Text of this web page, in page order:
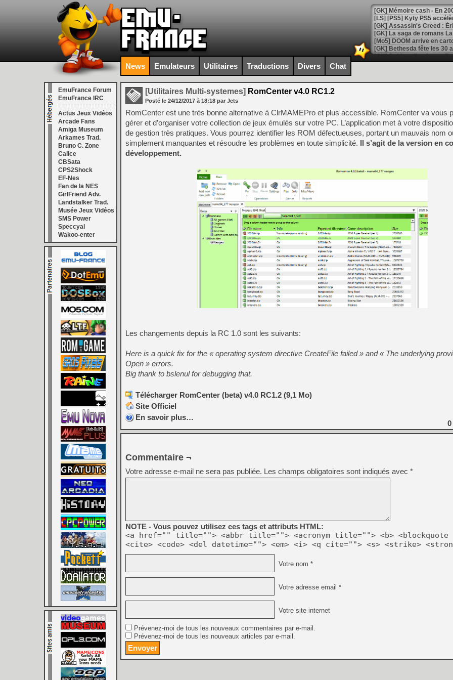
[Mo5] DOOM arrive en
[GK] Bethesda fête les 30
[GK] Roblox : l'action en
[GK] Agenda - GeForce
[LS] [PS5] ps5-y2jb-
[GK] Pourquoi Marvel
[GK] Test : Restory : Chill
[GK] GTA 6 : Rockstar
[GK] Hot Wheels Infinite
[GK] Mémoire cash -
[GK] Résultats Nintendo :
[GK] Déjà des
[Mo5] Brickboy cherche à
[GK] Minecraft et ses «
[GK] Beast of
[GK] Ubisoft : fin de partie
[GK] Mémoire cash -
[GK] Dan Houser (GTA)
[GK] Comment EA Sports
[GK] Crimson Moon : un
[GK] Isle of Reveries : le
[GK] Moonlighter 2 : The
[GK] Capcom relance
[Mo5] Deux inédits du
[GK] Le beat'em up The
[GK] Endless Legend 2 :
[LS] [PS5] Premiers
News Emulateurs Utilitaires Traductions Divers Chat
EmuFrance Forum
EmuFrance IRC
===================
Actus Jeux Vidéos
Arcade Fans
Amiga Museum
Arkames Trad.
Bruno C. Zone
Calice
CBSata
CPS2Shock
EF-Nes
Fan de la NES
GirlFriend Adv.
Landstalker Trad.
Musée Jeux Vidéos
SMS Power
Speccyal
Wakoo-enter
[Utilitaires Multi-systemes] RomCenter v4.0 RC1.2
Posté le 24/12/2017 à 18:18 par Jets
RomCenter est une très bonne alternative à ClrMAMEPro et plus accessible. RomCenter va vous
gérer et d’organiser votre collection de jeux émulés sur votre PC. L’application met à votre
de gestion très pratiques. Vous pourrez identifier les ROM défectueuses, portant un mauvais nom
simplement manquantes et résoudre les problèmes en toute simplicité. Il s’agit de la version en
développement.
Les changements depuis la RC 1.0 sont les suivants:
Here is a quick fix for the « operating system directive CreateFile failed » and « The underlying
Open » errors.
Big thank to bslenul for debugging that.
Télécharger RomCenter (beta) v4.0 RC1.2 (9,1 Mo)
Site Officiel
En savoir plus…
0
Commentaire ¬
Votre adresse e-mail ne sera pas publiée. Les champs obligatoires sont indiqués avec *
NOTE - Vous pouvez utilisez ces tags et attributs HTML:
<a href="" title=""> <abbr title=""> <acronym title=""> <b> <blockquote
<cite> <code> <del datetime=""> <em> <i> <q cite=""> <s> <strike>
Votre nom *
Votre adresse email *
Votre site internet
Prévenez-moi de tous les nouveaux commentaires par e-mail.
Prévenez-moi de tous les nouveaux articles par e-mail.